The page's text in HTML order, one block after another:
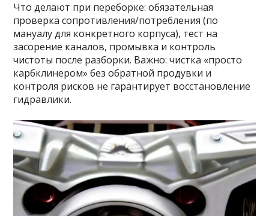
Что делают при переборке: обязательная
проверка сопротивления/потребления (по
мануалу для конкретного корпуса), тест на
засорение каналов, промывка и контроль
чистоты после разборки. Важно: чистка «просто
карбклинером» без обратной продувки и
контроля рисков не гарантирует восстановление
гидравлики.